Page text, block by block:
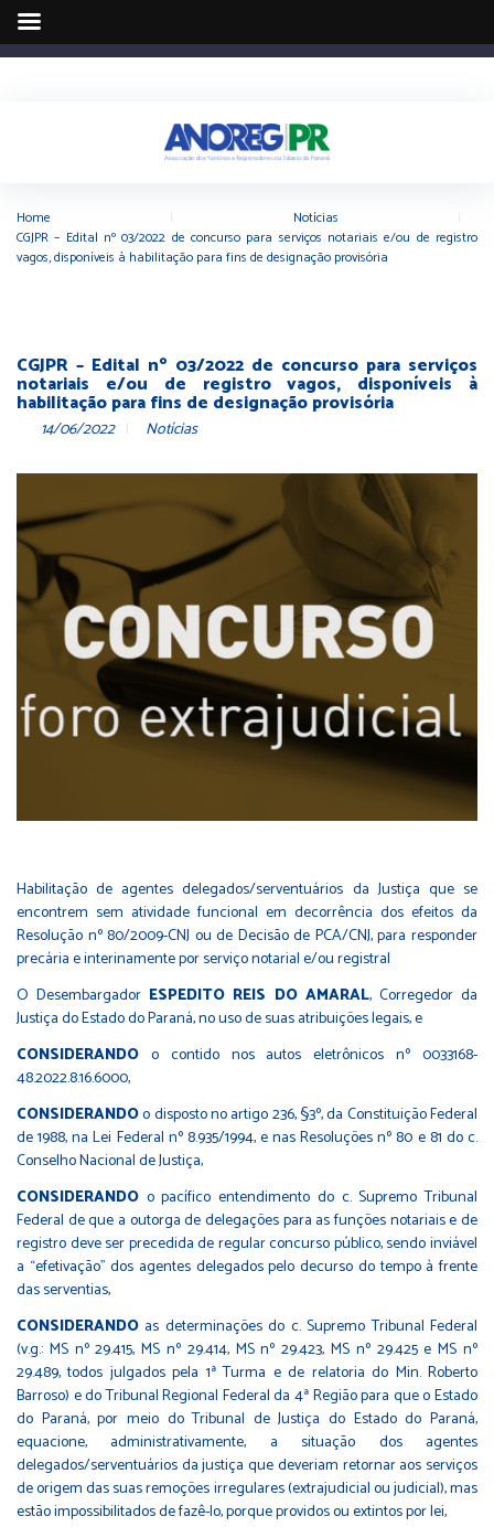
Home Notícias
CGJPR – Edital nº 03/2022 de concurso para serviços notariais e/ou de registro
vagos, disponíveis à habilitação para fins de designação provisória
CGJPR – Edital nº 03/2022 de concurso para serviços
notariais e/ou de registro vagos, disponíveis à
habilitação para fins de designação provisória
14/06/2022 Notícias
Habilitação de agentes delegados/serventuários da Justiça que se
encontrem sem atividade funcional em decorrência dos efeitos da
Resolução nº 80/2009-CNJ ou de Decisão de PCA/CNJ, para responder
precária e interinamente por serviço notarial e/ou registral
O Desembargador ESPEDITO REIS DO AMARAL, Corregedor da
Justiça do Estado do Paraná, no uso de suas atribuições legais, e
CONSIDERANDO o contido nos autos eletrônicos nº 0033168-
48.2022.8.16.6000,
CONSIDERANDOo disposto no artigo 236, §3º, da Constituição Federal
de 1988, na Lei Federal nº 8.935/1994, e nas Resoluções nº 80 e 81 do c.
Conselho Nacional de Justiça,
CONSIDERANDO o pacífico entendimento do c. Supremo Tribunal
Federal de que a outorga de delegações para as funções notariais e de
registro deve ser precedida de regular concurso público, sendo inviável
a “efetivação” dos agentes delegados pelo decurso do tempo à frente
das serventias,
CONSIDERANDO as determinações do c. Supremo Tribunal Federal
(v.g.: MS nº 29.415, MS nº 29.414, MS nº 29.423, MS nº 29.425 e MS nº
29.489, todos julgados pela 1ª Turma e de relatoria do Min. Roberto
Barroso) e do Tribunal Regional Federal da 4ª Região para que o Estado
do Paraná, por meio do Tribunal de Justiça do Estado do Paraná,
equacione, administrativamente, a situação dos agentes
delegados/serventuários da justiça que deveriam retornar aos serviços
de origem das suas remoções irregulares (extrajudicial ou judicial), mas
estão impossibilitados de fazê-lo, porque providos ou extintos por lei,